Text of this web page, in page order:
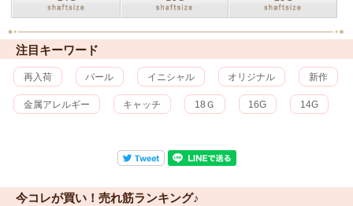
注目キーワード
再入荷 パール イニシャル オリジナル 新作
金属アレルギー キャッチ 18Ｇ 16G 14G
今コレが買い！売れ筋ランキング♪